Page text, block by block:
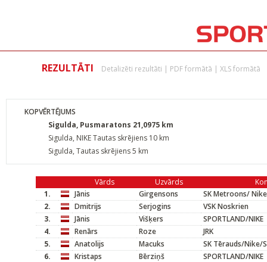
REZULTĀTI Detalizēti rezultāti | PDF formātā | XLS formātā
KOPVĒRTĒJUMS
Sigulda, Pusmaratons 21,0975 km
Sigulda, NIKE Tautas skrējiens 10 km
Sigulda, Tautas skrējiens 5 km
Vārds Uzvārds
1.
Jānis Girgensons
SK Metroons/ Nike
2.
Dmitrijs Serjogins
VSK Noskrien
3.
Jānis Višķers
SPORTLAND/NIKE
4.
Renārs Roze
JRK
5.
Anatolijs Macuks
SK Tērauds/Nike/
6.
Kristaps Bērziņš
SPORTLAND/NIKE